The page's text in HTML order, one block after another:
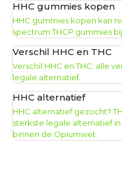
HHC gummies kopen
HHC gummies kopen kan
spectrum THCP gummies
Verschil HHC en THC
Verschil HHC en THC: alle
legale alternatief.
HHC alternatief
HHC alternatief gezocht?
sterkste legale alternatief
binnen de Opiumwet.